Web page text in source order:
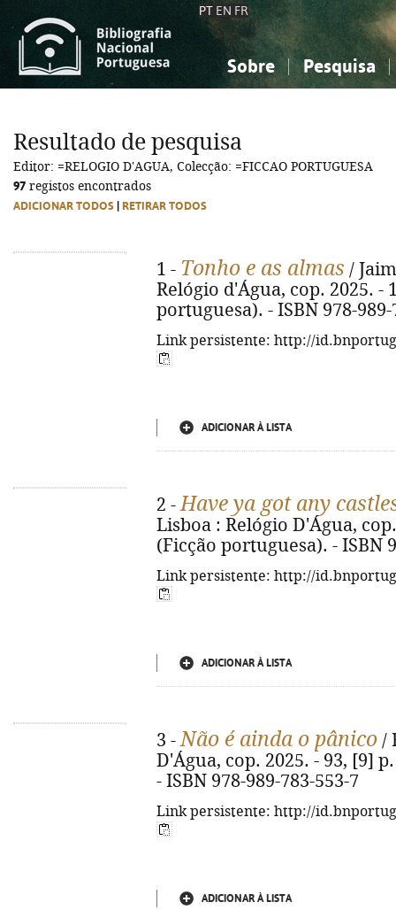
PT EN FR
Sobre Pesquisa
Ciências sociais...
Ciências sociais...
Resultado de pesquisa
Editor: =RELOGIO D'AGUA, Colecção: =FICCAO PORTUGUESA
97 registos encontrados
ADICIONAR TODOS RETIRAR TODOS
1 - Tonho e as almas /
Relógio d'Água, cop. 2025. -
portuguesa). - ISBN 978-989-
Link persistente: http://
ADICIONAR À LISTA
2 -Have ya got any
Lisboa : Relógio D'Água,
(Ficção portuguesa). - ISBN
Link persistente: http://
ADICIONAR À LISTA
3 -Não é ainda o pânico /
D'Água, cop. 2025. - 93, [9]
- ISBN 978-989-783-553-7
Link persistente: http://
ADICIONAR À LISTA